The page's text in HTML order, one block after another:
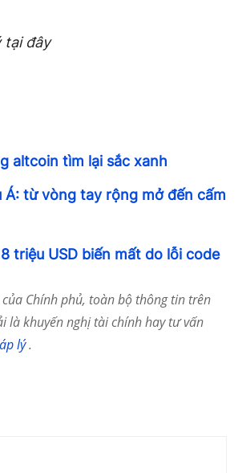
tại đây
altcoin tìm lại sắc xanh
từ vòng tay rộng mở đến cấm
triệu USD biến mất do lỗi code
Chính phủ, toàn bộ thông tin trên
là khuyến nghị tài chính hay tư vấn
lý.